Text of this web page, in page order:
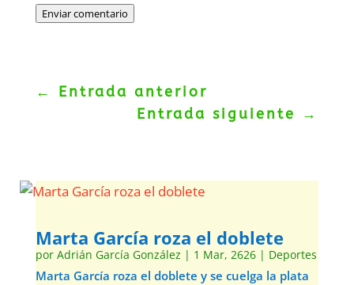
Enviar comentario
← Entrada anterior
Entrada siguiente
→
Marta García roza el doblete
por Adrián García González | 1 Mar, 2626| Deportes
Marta García roza el doblete y se cuelga la plata